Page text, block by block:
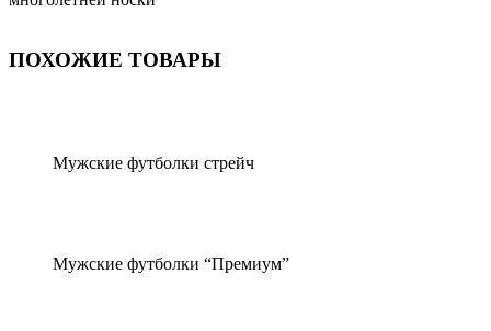
ПОХОЖИЕ ТОВАРЫ
Мужские футболки стрейч
Мужские футболки “Премиум”